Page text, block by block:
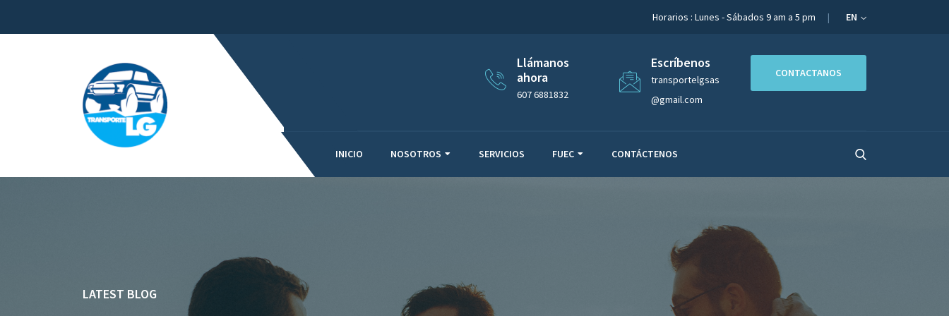
Horarios : Lunes - Sábados 9 am a 5 pm EN
Llámanos
ahora
607 6881832
Escríbenos
transportelgsas
@gmail.com
CONTACTANOS
INICIO NOSOTROS SERVICIOS FUEC CONTÁCTENOS
LATEST BLOG